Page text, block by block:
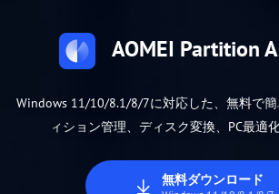
AOMEI Partition
Windows 11/10/8.1/8/7に対応した、無料で
ィション管理、ディスク変換、PC最適
無料ダウンロード